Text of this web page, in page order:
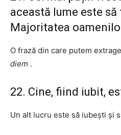
această lume este
Majoritatea
O frază din care putem
diem .
22. Cine, fiind iubit,
Un alt lucru este să iubești și